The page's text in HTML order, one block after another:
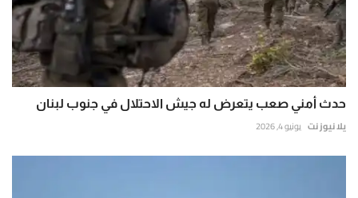
حدث أمني صعب يتعرض له جيش الاحتلال في جنوب لبنان
يلا نيوز نت يونيو 4, 2026